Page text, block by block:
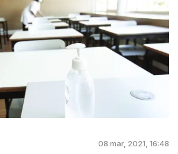
08 mar, 2021, 16:48